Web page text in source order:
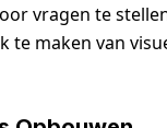
vragen te
te maken van